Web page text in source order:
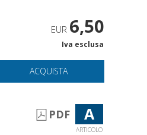
EUR 6,50
Iva esclusa
ACQUISTA
PDF A
ARTICOLO